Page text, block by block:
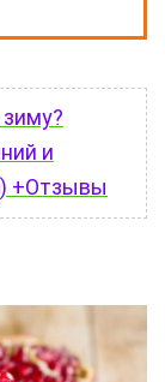
и
+Отзывы